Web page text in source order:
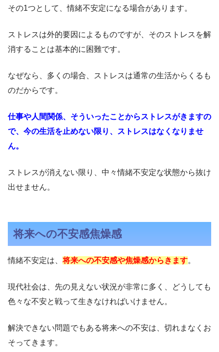
その1つとして、情緒不安定になる場合があります。
ストレスは外的要因によるものですが、そのストレスを解
消することは基本的に困難です。
なぜなら、多くの場合、ストレスは通常の生活からくるも
のだからです。
仕事や人間関係、そういったことからストレスがきますの
で、今の生活を止めない限り、ストレスはなくなりませ
ん。
ストレスが消えない限り、中々情緒不安定な状態から抜け
出せません。
将来への不安感焦燥感
情緒不安定は、将来への不安感や焦燥感からきます。
現代社会は、先の見えない状況が非常に多く、どうしても
色々な不安と戦って生きなければいけません。
解決できない問題でもある将来への不安は、切れまなくお
そってきます。